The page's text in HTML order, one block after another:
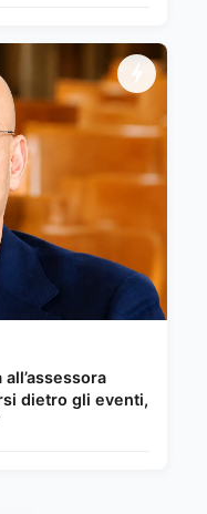
dietro gli eventi,